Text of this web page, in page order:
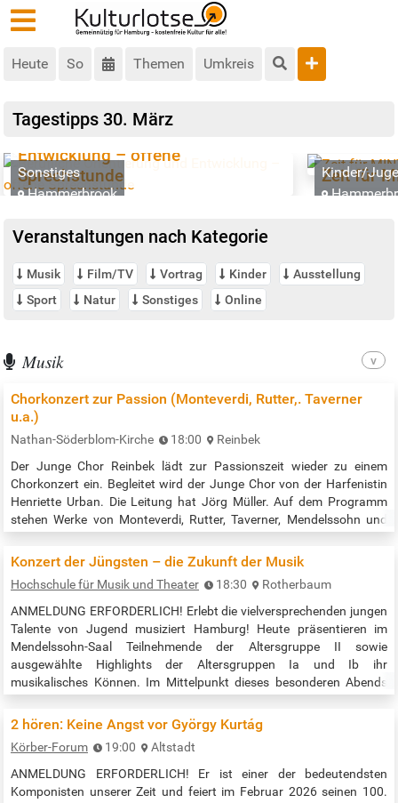
Heute So Themen Umkreis
Tagestipps 30. März
Berufliche Orientierung und
Entwicklung – offene
Sprechstunde
Sonstiges
Hammerbrook
Zeit für
Kinder/
Veranstaltungen nach Kategorie
Musik Film/TV Vortrag Kinder
Ausstellung
Sport
Natur Sonstiges Online
Musik
Chorkonzert zur Passion (Monteverdi, Rutter,. Taverner
u.a.)
Nathan-Söderblom-Kirche 18:00
Reinbek
Der Junge Chor Reinbek lädt zur Passionszeit wieder zu einem
Chorkonzert ein. Begleitet wird der Junge Chor von der Harfenistin
Henriette Urban. Die Leitung hat Jörg Müller. Auf dem Programm
stehen Werke von Monteverdi, Rutter, Taverner, Mendelssohn und
der Veranstaltung: 18:00 Uhr Quelle: https://kirche-reinbek-
west.de/junger-chor-reinbek/
Konzert der Jüngsten – die Zukunft der Musik
Hochschule für Musik und Theater 18:30
Rotherbaum
ANMELDUNG ERFORDERLICH! Erlebt die vielversprechenden jungen
Talente von Jugend musiziert Hamburg! Heute präsentieren im
Mendelssohn-Saal Teilnehmende der Altersgruppe II sowie
ausgewählte Highlights der Altersgruppen Ia und Ib ihr
musikalisches Können. Im Mittelpunkt dieses besonderen Abends
Alter von 8 bis 12 Jahren. Die Veranstaltung findet im Mendelssohn-
Saal statt. Anmeldung über den…
2 hören: Keine Angst vor György Kurtág
Körber-Forum 19:00
Altstadt
ANMELDUNG ERFORDERLICH! Er ist einer der bedeutendsten
Komponisten unserer Zeit und feiert im Februar 2026 seinen 100.